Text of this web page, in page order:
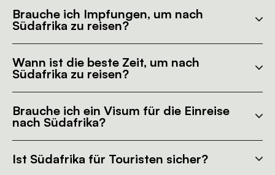
Brauche ich Impfungen, um nach
Südafrika zu reisen?
Wann ist die beste Zeit, um nach
Südafrika zu reisen?
Brauche ich ein Visum für die Einreise
nach Südafrika?
Ist Südafrika für Touristen sicher?